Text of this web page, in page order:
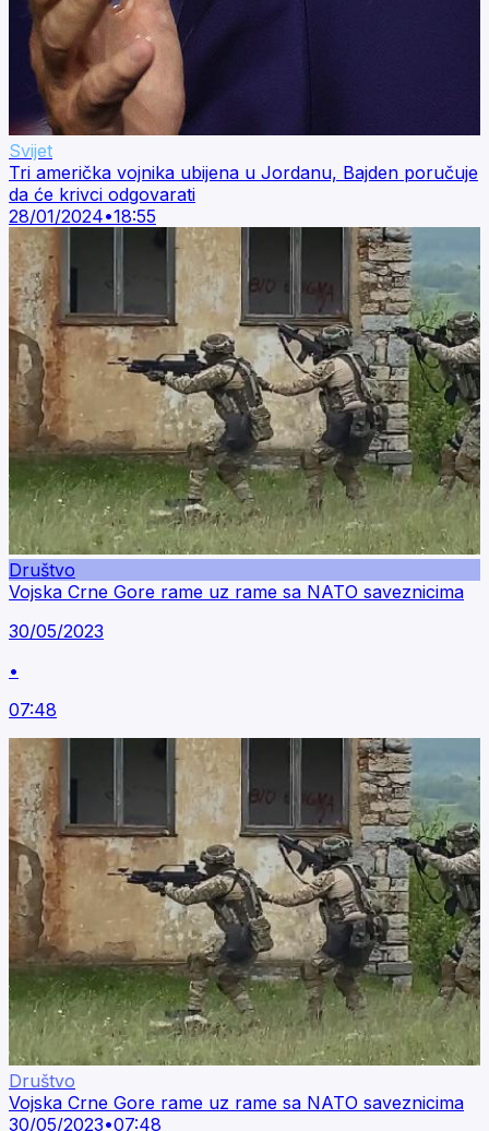
Svijet
Tri američka vojnika ubijena u Jordanu, Bajden poručuje
da će krivci odgovarati
28/01/2024•18:55
Društvo
Vojska Crne Gore rame uz rame sa NATO saveznicima
30/05/2023
•
07:48
Društvo
Vojska Crne Gore rame uz rame sa NATO saveznicima
30/05/2023•07:48